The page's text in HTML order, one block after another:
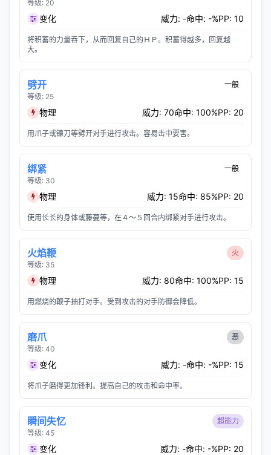
等级: 20
变化 威力: -命中: -%PP: 10
将积蓄的力量吞下，从而回复自己的ＨＰ。积蓄得越多，回复越
大。
劈开
等级: 25
一般
物理 威力: 70命中: 100%PP: 20
用爪子或镰刀等劈开对手进行攻击。容易击中要害。
绑紧
等级: 30
一般
物理 威力: 15命中: 85%PP: 20
使用长长的身体或藤蔓等，在４～５回合内绑紧对手进行攻击。
火焰鞭
等级: 35
火
物理 威力: 80命中: 100%PP: 15
用燃烧的鞭子抽打对手。受到攻击的对手防御会降低。
磨爪
等级: 40
恶
变化 威力: -命中: -%PP: 15
将爪子磨得更加锋利。提高自己的攻击和命中率。
瞬间失忆
等级: 45
超能力
变化 威力: -命中: -%PP: 20